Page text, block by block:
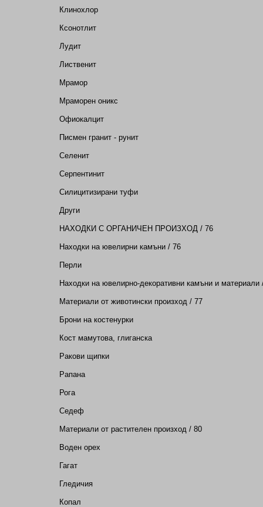
Клинохлор
Ксонотлит
Лудит
Лиственит
Мрамор
Мраморен оникс
Офиокалцит
Писмен гранит - рунит
Селенит
Серпентинит
Силицитизирани туфи
Други
НАХОДКИ С ОРГАНИЧЕН ПРОИЗХОД / 76
Находки на ювелирни камъни / 76
Перли
Находки на ювелирно-декоративни камъни и материали
Материали от животински произход / 77
Брони на костенурки
Кост мамутова, глиганска
Ракови щипки
Рапана
Рога
Седеф
Материали от растителен произход / 80
Воден орех
Гагат
Гледичия
Копал